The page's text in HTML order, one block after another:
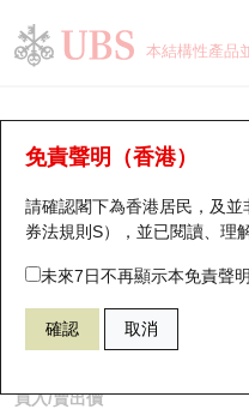
本結構性產品
免責聲明（香港）
請確認閣下為香港居民，及
券法規則S），並已閱讀、理
未來7日不再顯示本免責聲明
確認 取消
牛熊證分析儀
表現 街貨統計 比較
67440 瑞銀牛證
$0.055 0.043
買入/賣出價
瑞銀認股證一覽
新發行瑞銀認股證
即將到期認股證
認股證到期結算價查詢
認股證分析儀
街貨統計
比較
牛熊全景快搜
牛熊證搜尋
牛熊證街貨分佈圖
正股牛熊證列表
新發行瑞銀牛熊證
街貨統計
比較
十大升幅/跌幅
十大認股證成交分佈
十天股證佔大市成交
資金流
街貨統計
正股分析儀
二十大活躍股份
恒指成份股
國指成份股
科指成份股
持股比重
顯示所有持股比重
每月輪證大市專題
輪證專欄
講座及教育短片
認股證投資者教育
牛熊證投資者教育